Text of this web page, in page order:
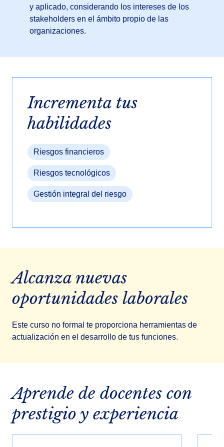
y aplicado, considerando los intereses de los
stakeholders en el ámbito propio de las
organizaciones.
Incrementa tus
habilidades
Riesgos financieros
Riesgos tecnológicos
Gestión integral del riesgo
Alcanza nuevas
oportunidades laborales
Este curso no formal te proporciona herramientas de
actualización en el desarrollo de tus funciones.
Aprende de docentes con
prestigio y experiencia